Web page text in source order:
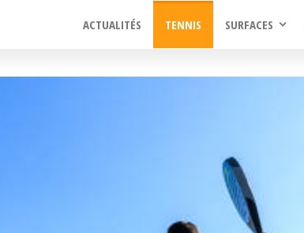
ACTUALITÉS TENNIS SURFACES